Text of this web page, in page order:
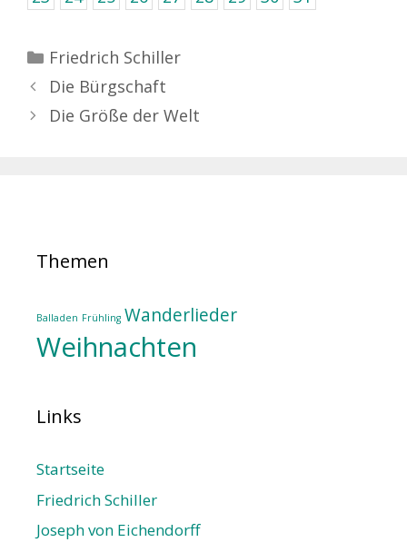
Kategorien
Friedrich Schiller
Die Bürgschaft
Die Größe der Welt
Themen
Balladen Frühling Wanderlieder
Weihnachten
Links
Startseite
Friedrich Schiller
Joseph von Eichendorff